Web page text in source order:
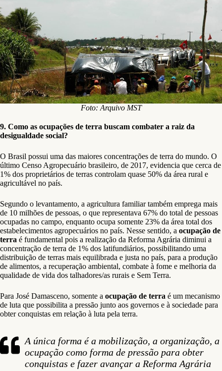
Foto: Arquivo MST
9. Como as ocupações de terra buscam combater a raiz da
desigualdade social?
O Brasil possui uma das maiores concentrações de terra do mundo. O
último Censo Agropecuário brasileiro, de 2017, evidencia que cerca de
1% dos proprietários de terras controlam quase 50% da área rural e
agricultável no país.
Segundo o levantamento, a agricultura familiar também emprega mais
de 10 milhões de pessoas, o que representava 67% do total de pessoas
ocupadas no campo, enquanto ocupa somente 23% da área total dos
estabelecimentos agropecuários no país. Nesse sentido, a ocupação de
terra é fundamental pois a realização da Reforma Agrária diminui a
concentração de terra de 1% dos latifundiários, possibilitando uma
distribuição de terras mais equilibrada e justa no país, para a produção
de alimentos, a recuperação ambiental, combate à fome e melhoria da
qualidade de vida dos talhadores/as rurais e Sem Terra.
Para José Damasceno, somente a ocupação de terra é um mecanismo
de luta que possibilita a pressão junto aos governos e à sociedade para
obter conquistas em relação à luta pela terra.
A única forma é a mobilização, a organização, a
ocupação como forma de pressão para obter
conquistas e fazer avançar a Reforma Agrária